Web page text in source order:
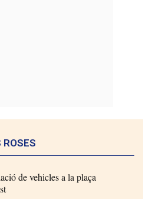
ROSES
de vehicles a la plaça